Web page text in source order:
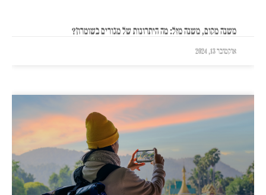
משנה מקום, משנה מזל: מה היתרונות של מגורים בשומרון?
אוקטובר 13, 2024